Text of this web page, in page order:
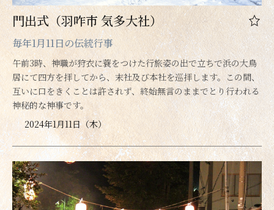
門出式（羽咋市 気多大社）
毎年1月11日の伝統行事
午前3時、神職が狩衣に蓑をつけた行旅姿の出で立ちで浜の大鳥
居にて四方を拝してから、末社及び本社を巡拝します。この間、
互いに口をきくことは許されず、終始無言のままでとり行われる
神秘的な神事です。
2024年1月11日（木）